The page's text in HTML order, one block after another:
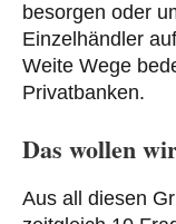
besorgen oder
Einzelhändler
Weite Wege
Privatbanken.
Das wollen
Aus all diesen